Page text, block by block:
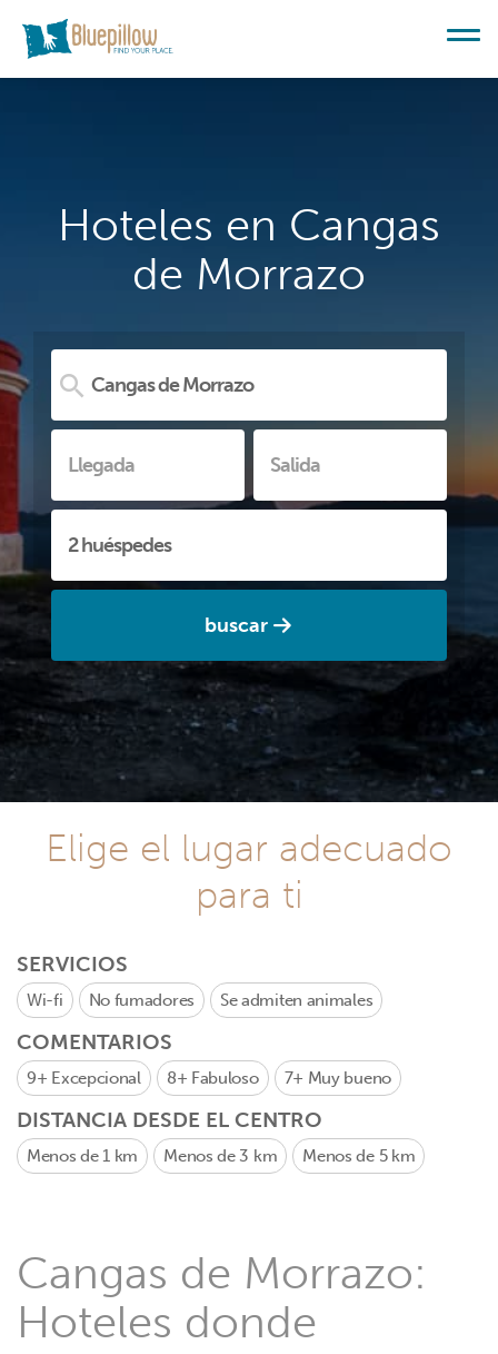
Hoteles en Cangas
de Morrazo
buscar
Elige el lugar adecuado
para ti
SERVICIOS
Wi-fi No fumadores Se admiten animales
COMENTARIOS
9+ Excepcional 8+ Fabuloso 7+ Muy bueno
DISTANCIA DESDE EL CENTRO
Menos de 1 km Menos de 3 km Menos de 5 km
Cangas de Morrazo:
Hoteles donde